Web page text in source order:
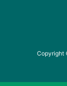
Copyright